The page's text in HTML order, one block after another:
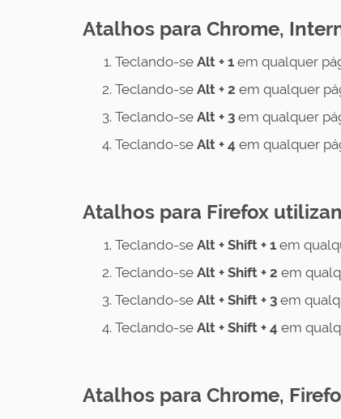
Atalhos para Chrome,
Teclando-se Alt + 1 em qualquer
Teclando-se Alt + 2 em qualquer
Teclando-se Alt + 3 em qualquer
Teclando-se Alt + 4 em qualquer
Atalhos para Firefox
Teclando-se Alt + Shift + 1 em
Teclando-se Alt + Shift + 2 em
Teclando-se Alt + Shift + 3 em
Teclando-se Alt + Shift + 4 em
Atalhos para Chrome,